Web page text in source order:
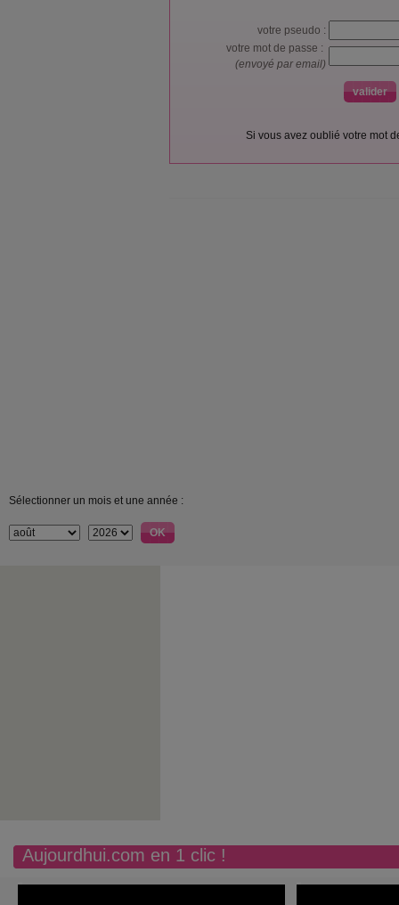
votre pseudo :
votre mot de passe :
(envoyé par email)
Si vous avez oublié votre mot
Sélectionner un mois et une année :
Aujourdhui.com en 1 clic !